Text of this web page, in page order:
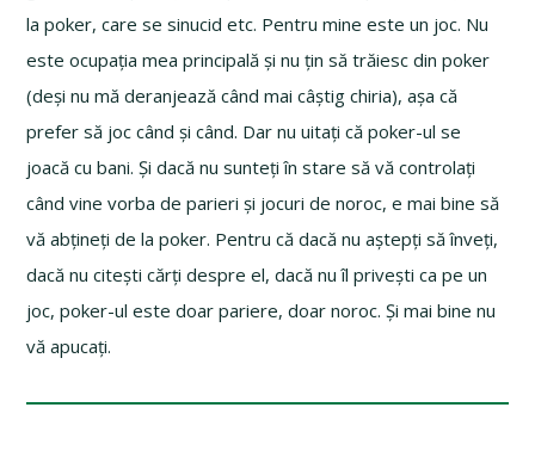
la poker, care se sinucid etc. Pentru mine este un joc. Nu
este ocupația mea principală și nu țin să trăiesc din poker
(deși nu mă deranjează când mai câștig chiria), așa că
prefer să joc când și când. Dar nu uitați că poker-ul se
joacă cu bani. Și dacă nu sunteți în stare să vă controlați
când vine vorba de parieri și jocuri de noroc, e mai bine să
vă abțineți de la poker. Pentru că dacă nu aștepți să înveți,
dacă nu citești cărți despre el, dacă nu îl privești ca pe un
joc, poker-ul este doar pariere, doar noroc. Și mai bine nu
vă apucați.